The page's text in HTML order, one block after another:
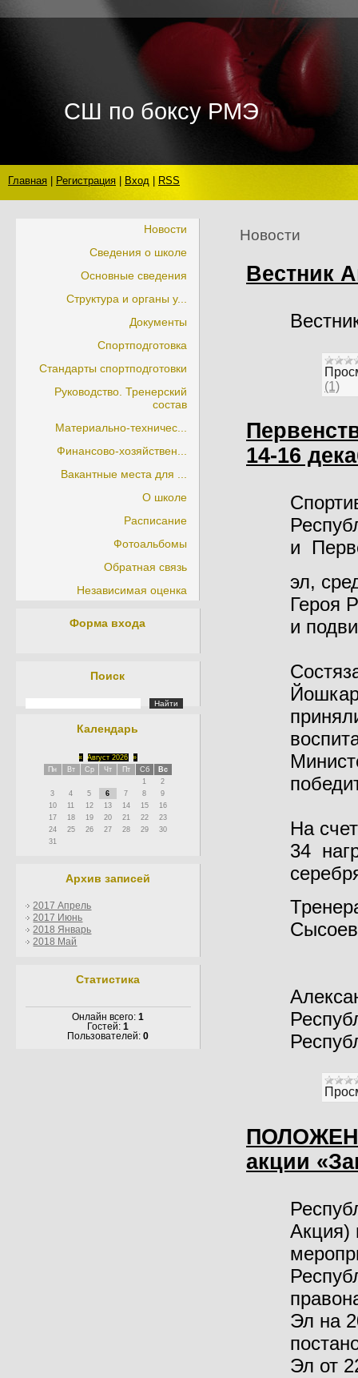
СШ по боксу РМЭ
Главная Регистрация Вход RSS
Новости
Сведения о школе
Основные сведения
Структура и органы у...
Документы
Спортподготовка
Стандарты спортподготовки
Руководство. Тренерский
состав
Материально-техничес...
Финансово-хозяйствен...
Вакантные места для ...
О школе
Расписание
Фотоальбомы
Обратная связь
Независимая оценка
Форма входа
Поиск
Календарь
« Август 2026
»
Пн
Вт Ср Чт Пт Сб
Вс
1
2
3
4 5 6 7 8
9
10
11 12 13 14 15
16
17
18 19 20 21 22
23
24
25 26 27 28 29
30
31
Архив записей
2017 Апрель
2017 Июнь
2018 Январь
2018 Май
Статистика
Онлайн всего: 1
Гостей: 1
Пользователей: 0
Новости
Вестник
(1)
14-16
и
эл,
Героя
и
На
34
акции
Акция)
Эл на
Эл от